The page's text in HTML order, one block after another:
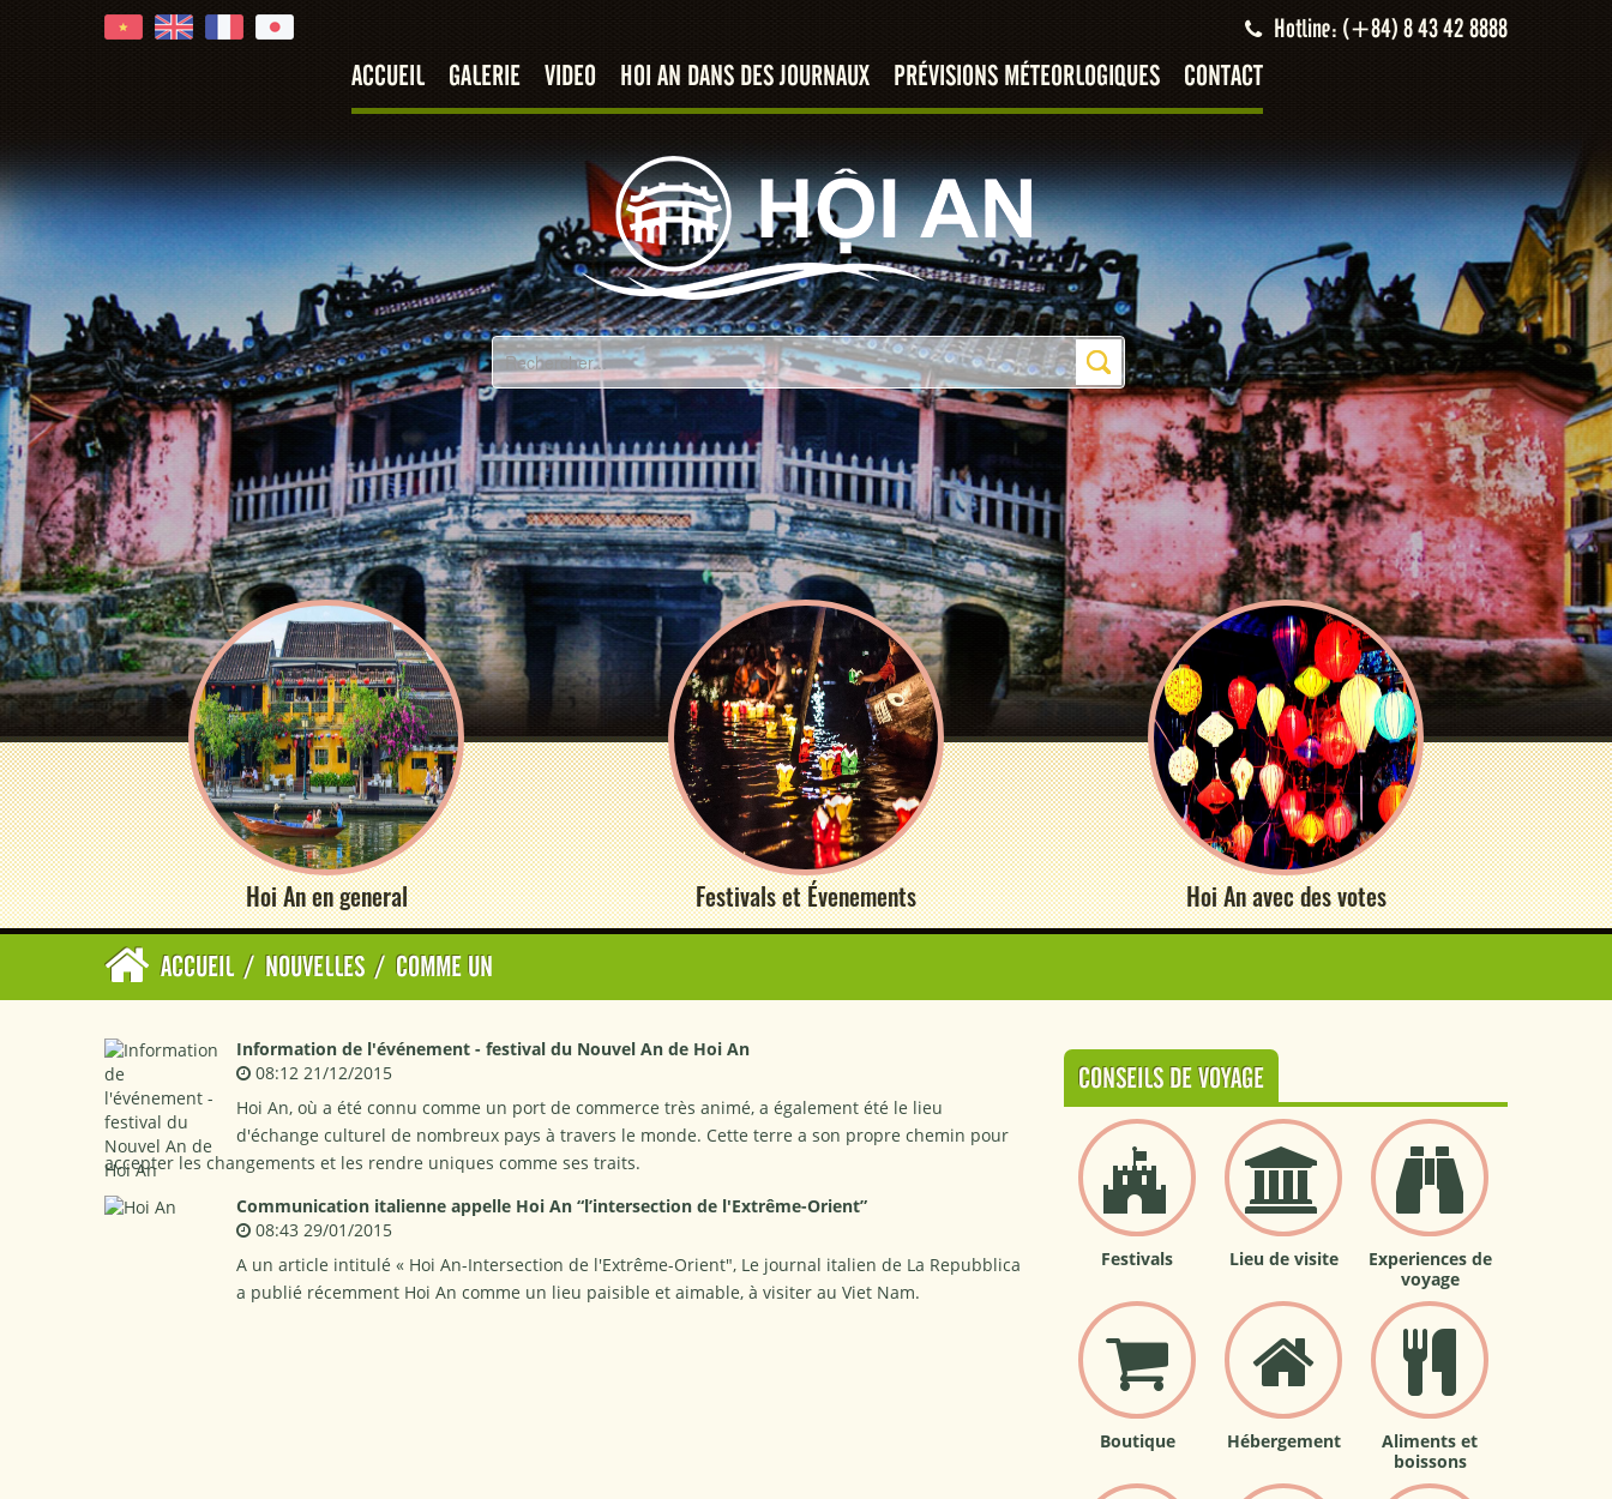
Hotline: (+84) 8 43 42 8888
ACCUEIL GALERIE VIDEO HOI AN DANS DES JOURNAUX PRÉVISIONS MÉTEORLOGIQUES CONTACT
Hoi An en general Festivals et Évenements Hoi An avec des votes
ACCUEIL / NOUVELLES / COMME UN
Information de l'événement - festival du Nouvel An de Hoi An
08:12 21/12/2015
Hoi An, où a été connu comme un port de commerce très animé, a également été le lieu
d'échange culturel de nombreux pays à travers le monde. Cette terre a son propre chemin pour
accepter les changements et les rendre uniques comme ses traits.
Communication italienne appelle Hoi An “l’intersection de l'Extrême-Orient”
08:43 29/01/2015
A un article intitulé « Hoi An-Intersection de l'Extrême-Orient", Le journal italien de La Repubblica
a publié récemment Hoi An comme un lieu paisible et aimable, à visiter au Viet Nam.
CONSEILS DE VOYAGE
Festivals Lieu de visite
Experiences de
voyage
Boutique Hébergement
Aliments et
boissons